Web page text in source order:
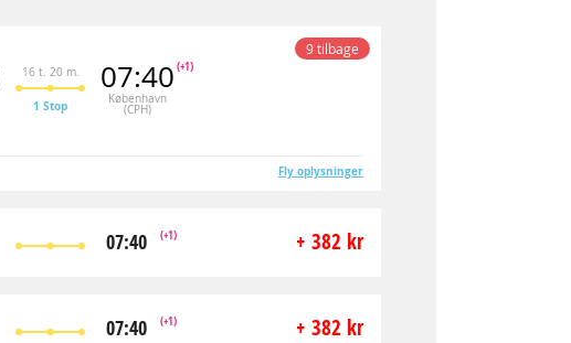
16 t. 20 m.
1 Stop
07:40
København
(CPH)
(+1)
9 tilbage
Fly oplysninger
07:40 (+1) + 382 kr
07:40 (+1) + 382 kr